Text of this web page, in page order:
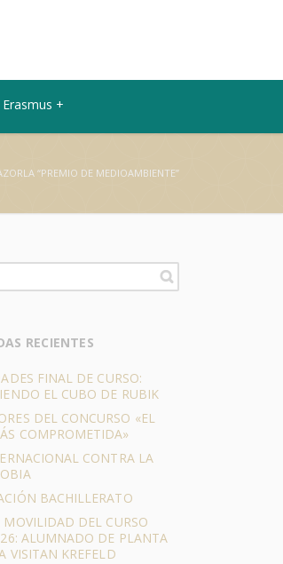
Erasmus +
“PREMIO DE MEDIOAMBIENTE”
RECIENTES
FINAL DE CURSO:
EL CUBO DE RUBIK
DEL CONCURSO «EL
COMPROMETIDA»
CONTRA LA
BACHILLERATO
DEL CURSO
ALUMNADO DE PLANTA
VISITAN KREFELD